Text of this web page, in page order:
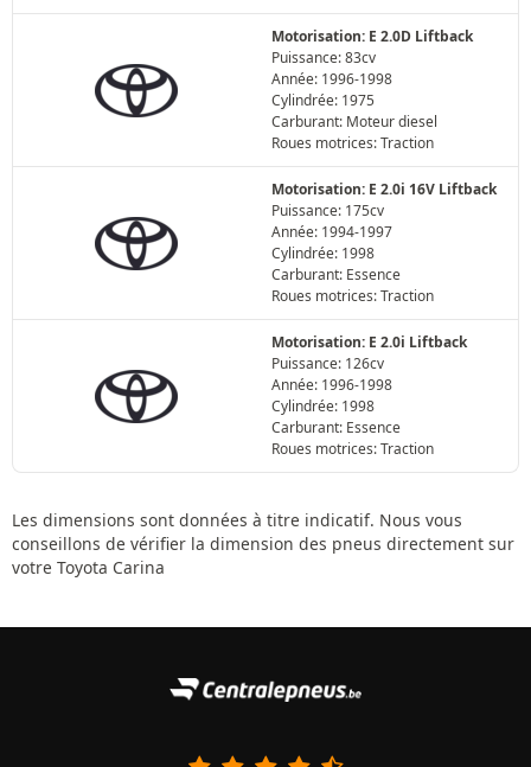
Motorisation: E 2.0D Liftback
Puissance: 83cv
Année: 1996-1998
Cylindrée: 1975
Carburant: Moteur diesel
Roues motrices: Traction
Motorisation: E 2.0i 16V Liftback
Puissance: 175cv
Année: 1994-1997
Cylindrée: 1998
Carburant: Essence
Roues motrices: Traction
Motorisation: E 2.0i Liftback
Puissance: 126cv
Année: 1996-1998
Cylindrée: 1998
Carburant: Essence
Roues motrices: Traction
Les dimensions sont données à titre indicatif. Nous vous
conseillons de vérifier la dimension des pneus directement sur
votre Toyota Carina